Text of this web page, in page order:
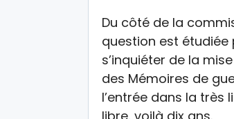
Du côté de la
question est étudiée
s’inquiéter de la
des Mémoires de
l’entrée dans la très